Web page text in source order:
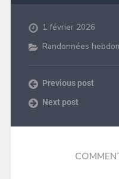
1 février 2026
Randonnées
Previous post
Next post